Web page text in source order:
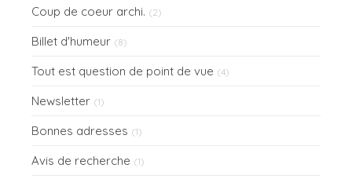
Coup de coeur archi. (2)
Billet d'humeur (8)
Tout est question de point de vue (4)
Newsletter (1)
Bonnes adresses (1)
Avis de recherche (1)